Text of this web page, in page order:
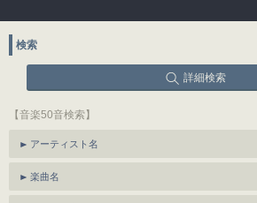
検索
詳細検索
【音楽50音検索】
アーティスト名
楽曲名